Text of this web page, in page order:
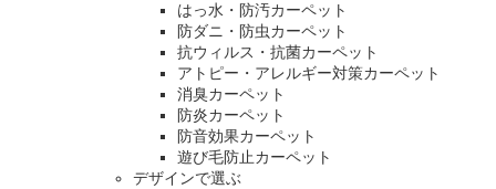
はっ水・防汚カーペット
防ダニ・防虫カーペット
抗ウィルス・抗菌カーペット
アトピー・アレルギー対策カーペット
消臭カーペット
防炎カーペット
防音効果カーペット
遊び毛防止カーペット
デザインで選ぶ